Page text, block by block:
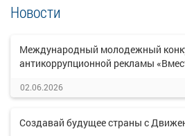
Новости
Международный молодежный
антикоррупционной рекламы
02.06.2026
Создавай будущее страны с